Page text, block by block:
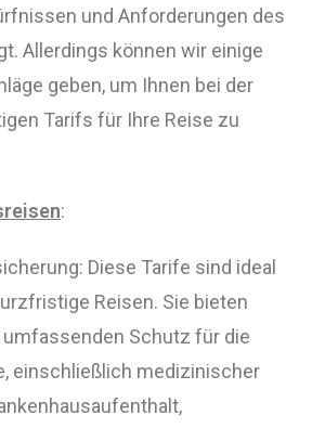
und Anforderungen des
Allerdings können wir einige
geben, um Ihnen bei der
Tarifs für Ihre Reise zu
:
Diese Tarife sind ideal
Reisen. Sie bieten
Schutz für die
einschließlich medizinischer